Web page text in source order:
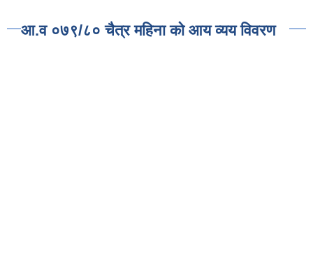
आ.व ०७९/८० चैत्र महिना को आय व्यय विवरण